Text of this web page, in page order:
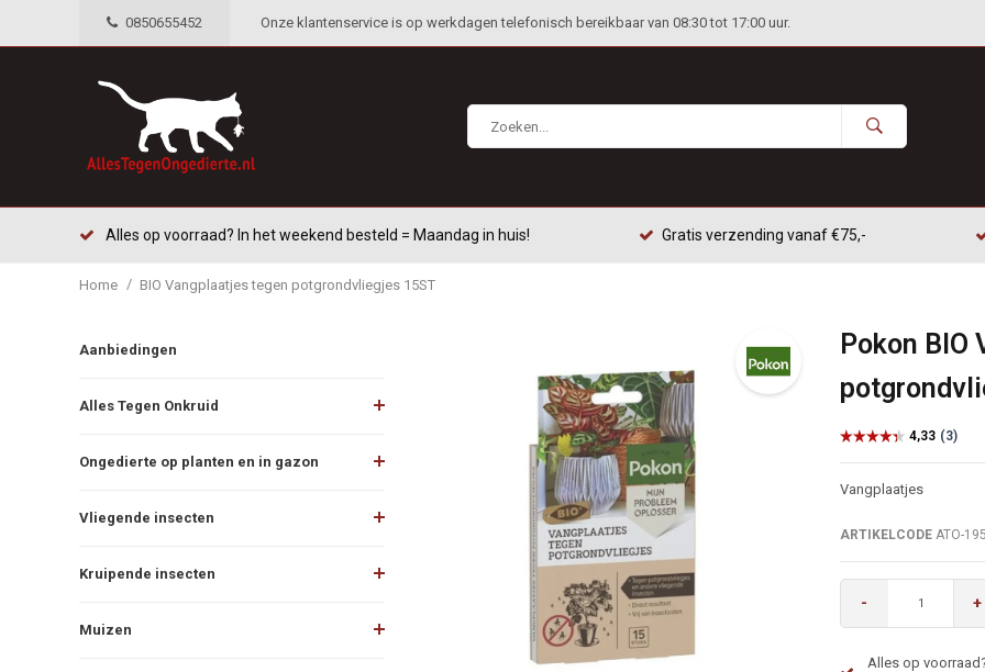
0850655452 Onze klantenservice is op werkdagen telefonisch bereikbaar van 08:30 tot 17:00 uur.
Alles op voorraad? In het weekend besteld = Maandag in huis! Gratis verzending vanaf €75,-
Home / BIO Vangplaatjes tegen potgrondvliegjes 15ST
Aanbiedingen
Alles Tegen Onkruid
Ongedierte op planten en in gazon
Vliegende insecten
Kruipende insecten
Muizen
Pokon BIO
Vangplaatjes
ARTIKELCODEATO-
- +
Alles op